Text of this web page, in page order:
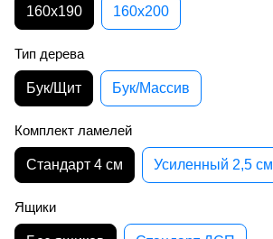
160х190 160х200
Тип дерева
Бук/Щит Бук/Массив
Комплект ламелей
Стандарт 4 см Усиленный 2,5 см
Ящики